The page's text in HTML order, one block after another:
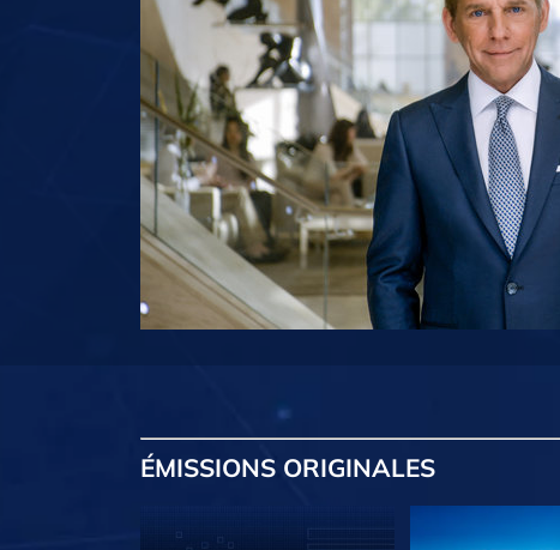
ÉMISSIONS ORIGINALES